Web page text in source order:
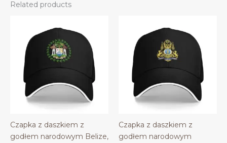
Related products
Czapka z daszkiem z
godłem narodowym Belize,
Czapka z daszkiem z
godłem narodowym